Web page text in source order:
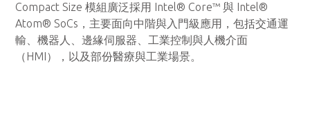
Compact Size 模組廣泛採用 Intel® Core™ 與 Intel®
Atom® SoCs，主要面向中階與入門級應用，包括交通運
輸、機器人、邊緣伺服器、工業控制與人機介面
（HMI），以及部份醫療與工業場景。